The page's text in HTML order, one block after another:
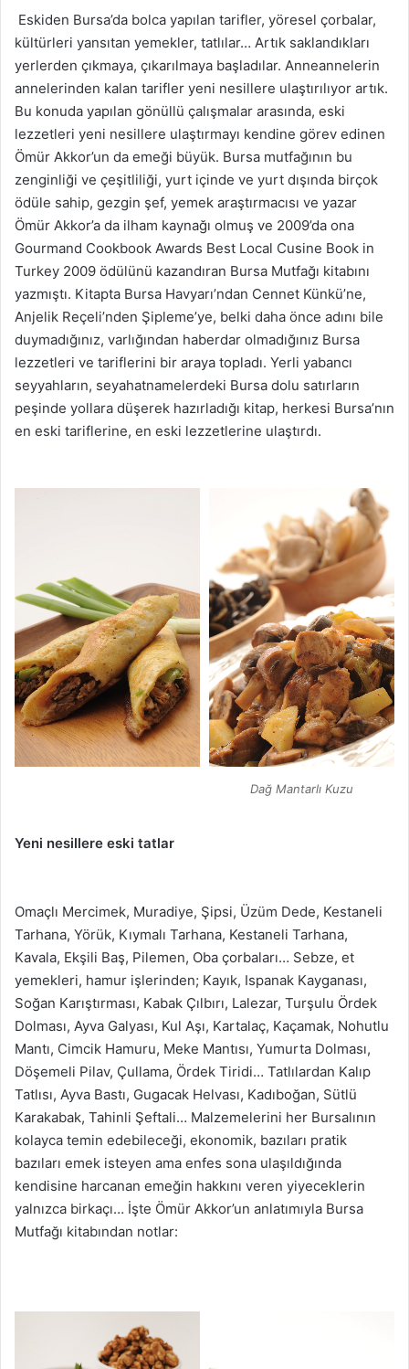
Eskiden Bursa’da bolca yapılan tarifler, yöresel çorbalar,
kültürleri yansıtan yemekler, tatlılar… Artık saklandıkları
yerlerden çıkmaya, çıkarılmaya başladılar. Anneannelerin
annelerinden kalan tarifler yeni nesillere ulaştırılıyor artık.
Bu konuda yapılan gönüllü çalışmalar arasında, eski
lezzetleri yeni nesillere ulaştırmayı kendine görev edinen
Ömür Akkor’un da emeği büyük. Bursa mutfağının bu
zenginliği ve çeşitliliği, yurt içinde ve yurt dışında birçok
ödüle sahip, gezgin şef, yemek araştırmacısı ve yazar
Ömür Akkor’a da ilham kaynağı olmuş ve 2009’da ona
Gourmand Cookbook Awards Best Local Cusine Book in
Turkey 2009 ödülünü kazandıran Bursa Mutfağı kitabını
yazmıştı. Kitapta Bursa Havyarı’ndan Cennet Künkü’ne,
Anjelik Reçeli’nden Şipleme’ye, belki daha önce adını bile
duymadığınız, varlığından haberdar olmadığınız Bursa
lezzetleri ve tariflerini bir araya topladı. Yerli yabancı
seyyahların, seyahatnamelerdeki Bursa dolu satırların
peşinde yollara düşerek hazırladığı kitap, herkesi Bursa’nın
en eski tariflerine, en eski lezzetlerine ulaştırdı.
Dağ Mantarlı Kuzu
Yeni nesillere eski tatlar
Omaçlı Mercimek, Muradiye, Şipsi, Üzüm Dede, Kestaneli
Tarhana, Yörük, Kıymalı Tarhana, Kestaneli Tarhana,
Kavala, Ekşili Baş, Pilemen, Oba çorbaları… Sebze, et
yemekleri, hamur işlerinden; Kayık, Ispanak Kayganası,
Soğan Karıştırması, Kabak Çılbırı, Lalezar, Turşulu Ördek
Dolması, Ayva Galyası, Kul Aşı, Kartalaç, Kaçamak, Nohutlu
Mantı, Cimcik Hamuru, Meke Mantısı, Yumurta Dolması,
Döşemeli Pilav, Çullama, Ördek Tiridi… Tatlılardan Kalıp
Tatlısı, Ayva Bastı, Gugacak Helvası, Kadıboğan, Sütlü
Karakabak, Tahinli Şeftali… Malzemelerini her Bursalının
kolayca temin edebileceği, ekonomik, bazıları pratik
bazıları emek isteyen ama enfes sona ulaşıldığında
kendisine harcanan emeğin hakkını veren yiyeceklerin
yalnızca birkaçı… İşte Ömür Akkor’un anlatımıyla Bursa
Mutfağı kitabından notlar: